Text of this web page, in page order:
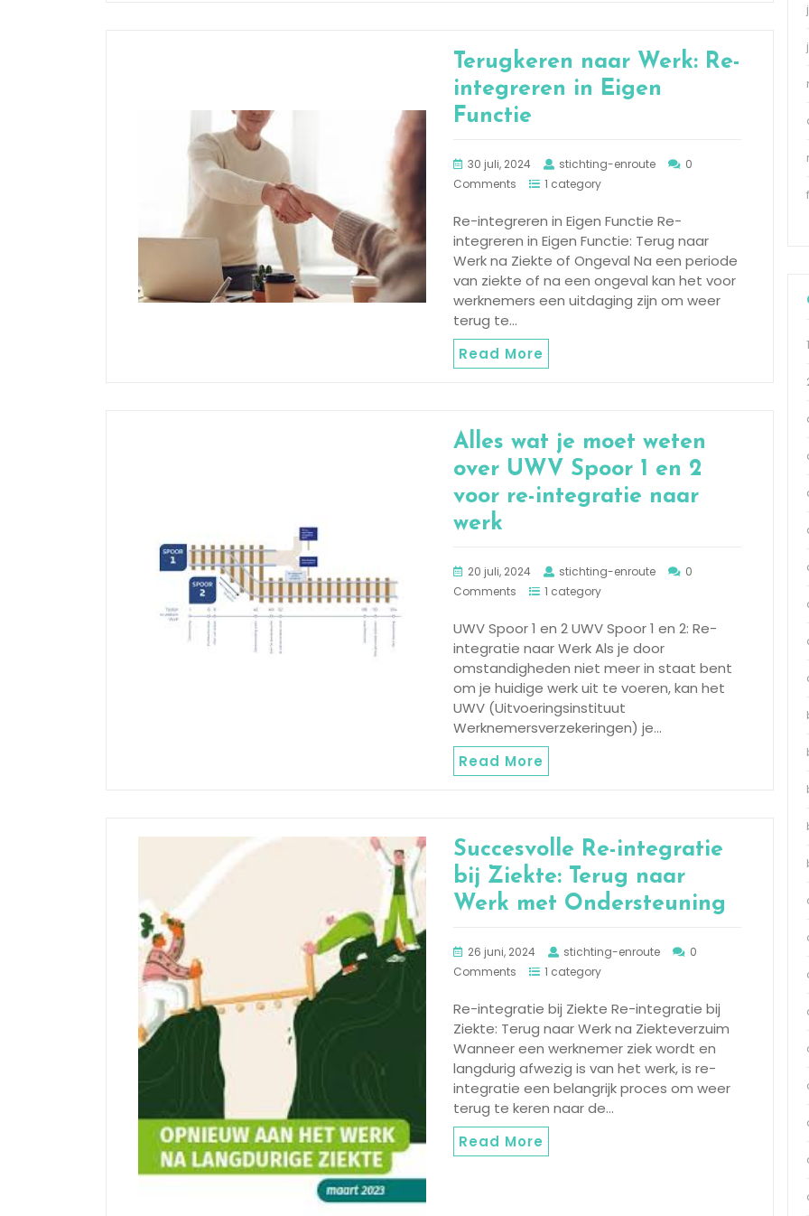
Terugkeren naar Werk: Re-
integreren in Eigen
Functie
30 juli, 2024 stichting-enroute
0
Comments
1 category
Re-integreren in Eigen Functie Re-
integreren in Eigen Functie: Terug naar
Werk na Ziekte of Ongeval Na een periode
van ziekte of na een ongeval kan het voor
werknemers een uitdaging zijn om weer
terug te…
Read More
Alles wat je moet weten
over UWV Spoor 1 en 2
voor re-integratie naar
werk
20 juli, 2024 stichting-enroute
0
Comments
1 category
UWV Spoor 1 en 2 UWV Spoor 1 en 2: Re-
integratie naar Werk Als je door
omstandigheden niet meer in staat bent
om je huidige werk uit te voeren, kan het
UWV (Uitvoeringsinstituut
Werknemersverzekeringen) je…
Read More
Succesvolle Re-integratie
bij Ziekte: Terug naar
Werk met Ondersteuning
26 juni, 2024 stichting-enroute
0
Comments
1 category
Re-integratie bij Ziekte Re-integratie bij
Ziekte: Terug naar Werk na Ziekteverzuim
Wanneer een werknemer ziek wordt en
langdurig afwezig is van het werk, is re-
integratie een belangrijk proces om weer
terug te keren naar de…
Read More